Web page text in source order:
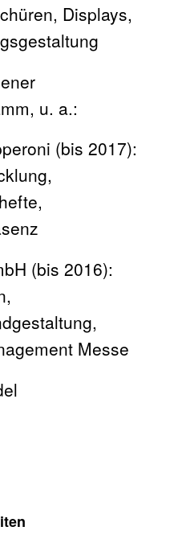
Displays,
u. a.:
(bis 2017):
(bis 2016):
Messe